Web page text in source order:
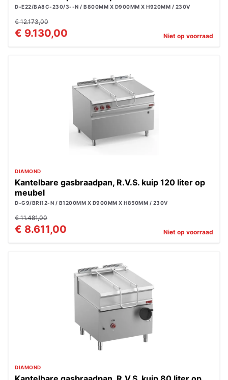
D-E22/BA8C-230/3--N / B800MM X D900MM X H920MM / 230V
€ 12.173,00
€ 9.130,00 Niet op voorraad
DIAMOND
Kantelbare gasbraadpan, R.V.S. kuip 120 liter op
meubel
D-G9/BRI12-N / B1200MM X D900MM X H850MM / 230V
€ 11.481,00
€ 8.611,00 Niet op voorraad
DIAMOND